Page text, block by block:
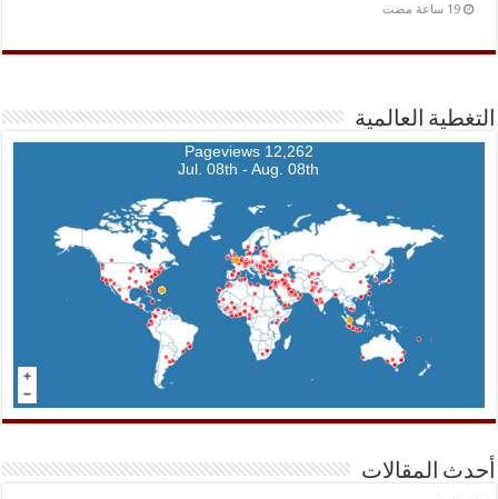
‏19 ساعة مضت
التغطية العالمية
12,262 Pageviews
Jul. 08th - Aug. 08th
أحدث المقالات